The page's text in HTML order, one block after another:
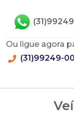
Ou ligue agora
(31)99249-